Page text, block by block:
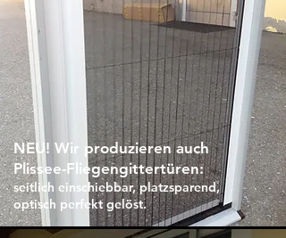
NEU! Wir produzieren auch
Plissee-Fliegengittertüren:
seitlich einschiebbar, platzsparend,
optisch perfekt gelöst.